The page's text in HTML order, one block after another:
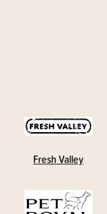
Fresh Valley